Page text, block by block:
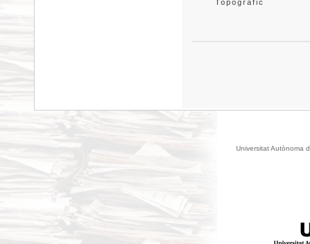
Topogràfic
Universitat Autònoma